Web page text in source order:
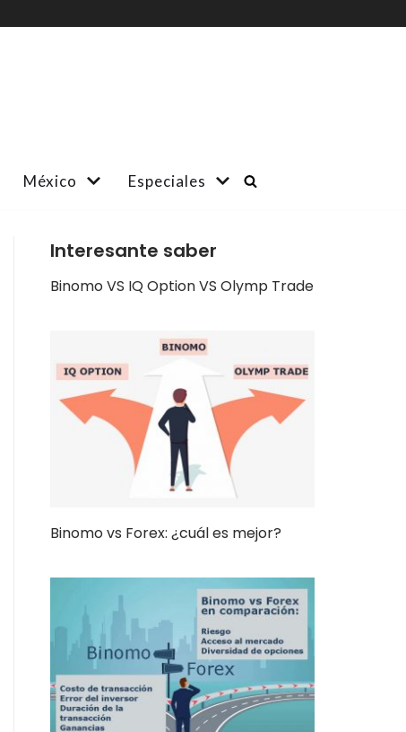
México Especiales
Interesante saber
Binomo VS IQ Option VS Olymp Trade
Binomo vs Forex: ¿cuál es mejor?